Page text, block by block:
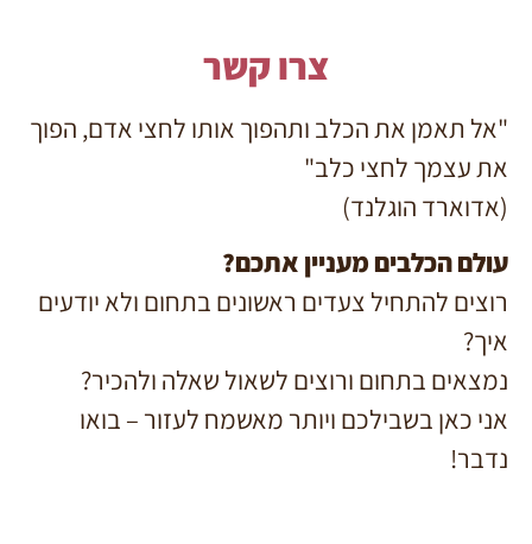
צרו קשר
"אל תאמן את הכלב ותהפוך אותו לחצי אדם, הפוך
את עצמך לחצי כלב"
(אדוארד הוגלנד)
עולם הכלבים מעניין אתכם?
רוצים להתחיל צעדים ראשונים בתחום ולא יודעים
איך?
נמצאים בתחום ורוצים לשאול שאלה ולהכיר?
אני כאן בשבילכם ויותר מאשמח לעזור – בואו
נדבר!